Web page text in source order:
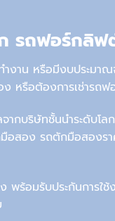
รถฟอร์กลิฟ
ำงาน หรือมีงบประมา
ง หรือต้องการเช่ารถ
จากบริษัทชั้นนำระดับโลก
อสอง รถตักมือสองร
พร้อมรับประกันการใ